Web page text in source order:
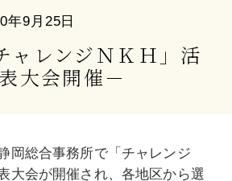
年9月25日
ャレンジＮＫＨ」活
大会開催－
岡総合事務所で「チャレンジ
大会が開催され、各地区から選